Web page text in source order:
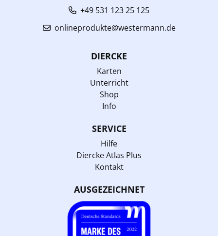
+49 531 123 25 125
onlineprodukte@westermann.de
DIERCKE
Karten
Unterricht
Shop
Info
SERVICE
Hilfe
Diercke Atlas Plus
Kontakt
AUSGEZEICHNET